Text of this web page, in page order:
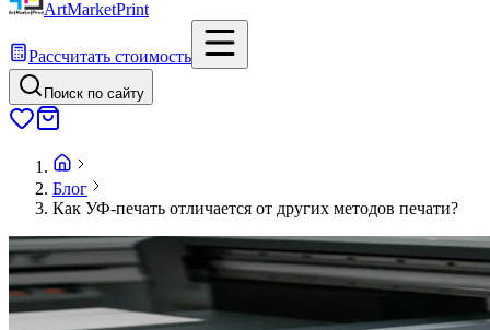
ArtMarketPrint
Рассчитать стоимость
Поиск по сайту
Блог
Как УФ-печать отличается от других методов печати?